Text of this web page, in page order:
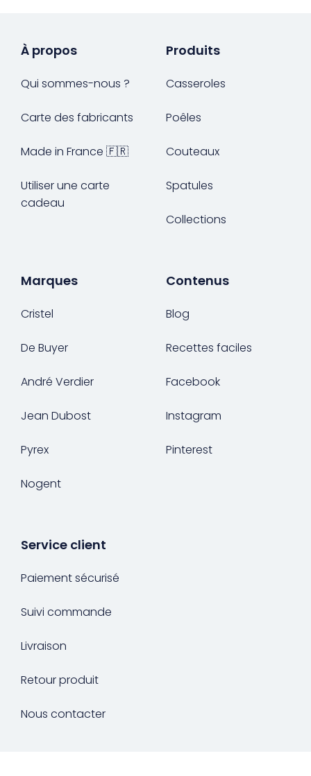
À propos
Qui sommes-nous ?
Carte des fabricants
Made in France 🇫🇷
Utiliser une carte
cadeau
Produits
Casseroles
Poêles
Couteaux
Spatules
Collections
Marques
Cristel
De Buyer
André Verdier
Jean Dubost
Pyrex
Nogent
Contenus
Blog
Recettes faciles
Facebook
Instagram
Pinterest
Service client
Paiement sécurisé
Suivi commande
Livraison
Retour produit
Nous contacter